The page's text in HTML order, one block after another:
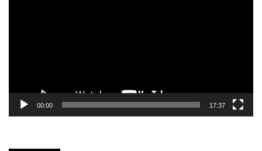
00:00 17:37